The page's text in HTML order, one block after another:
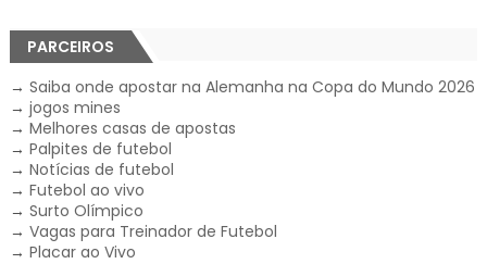
PARCEIROS
→ Saiba onde apostar na Alemanha na Copa do Mundo 2026
→ jogos mines
→ Melhores casas de apostas
→ Palpites de futebol
→ Notícias de futebol
→ Futebol ao vivo
→ Surto Olímpico
→ Vagas para Treinador de Futebol
→ Placar ao Vivo